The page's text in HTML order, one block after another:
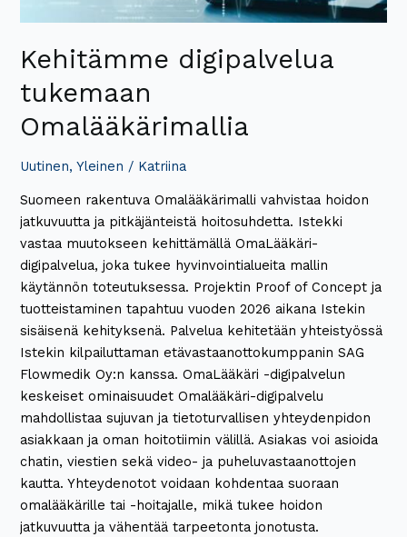
Kehitämme digipalvelua
tukemaan
Omalääkärimallia
Uutinen,Yleinen / Katriina
Suomeen rakentuva Omalääkärimalli vahvistaa hoidon
jatkuvuutta ja pitkäjänteistä hoitosuhdetta. Istekki
vastaa muutokseen kehittämällä OmaLääkäri-
digipalvelua, joka tukee hyvinvointialueita mallin
käytännön toteutuksessa. Projektin Proof of Concept ja
tuotteistaminen tapahtuu vuoden 2026 aikana Istekin
sisäisenä kehityksenä. Palvelua kehitetään yhteistyössä
Istekin kilpailuttaman etävastaanottokumppanin SAG
Flowmedik Oy:n kanssa. OmaLääkäri -digipalvelun
keskeiset ominaisuudet Omalääkäri-digipalvelu
mahdollistaa sujuvan ja tietoturvallisen yhteydenpidon
asiakkaan ja oman hoitotiimin välillä. Asiakas voi asioida
chatin, viestien sekä video- ja puheluvastaanottojen
kautta. Yhteydenotot voidaan kohdentaa suoraan
omalääkärille tai -hoitajalle, mikä tukee hoidon
jatkuvuutta ja vähentää tarpeetonta jonotusta.